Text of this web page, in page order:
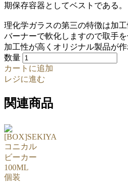
期保存容器としてベストである。
理化学ガラスの第三の特徴は加工
バーナーで軟化しますので取手
加工性が高くオリジナル製品が作
数量
カートに追加
レジに進む
関連商品